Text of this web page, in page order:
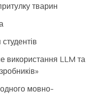
тварин
використання LLM та
мовно-